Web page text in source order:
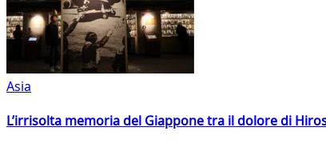
Asia
L’irrisolta memoria del Giappone tra il dolore di